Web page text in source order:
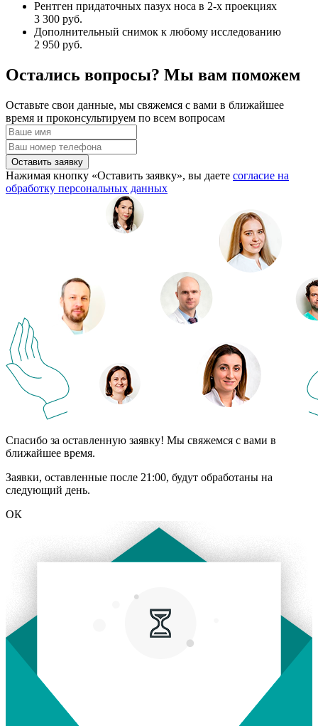
Рентген придаточных пазух носа в 2-х проекциях
3 300 руб.
Дополнительный снимок к любому исследованию
2 950 руб.
Остались вопросы? Мы вам поможем
Оставьте свои данные, мы свяжемся с вами в ближайшее
время и проконсультируем по всем вопросам
Оставить заявку
Нажимая кнопку «Оставить заявку», вы даете согласие на
обработку персональных данных
Спасибо за оставленную заявку! Мы свяжемся с вами в
ближайшее время.
Заявки, оставленные после 21:00, будут обработаны на
следующий день.
ОК